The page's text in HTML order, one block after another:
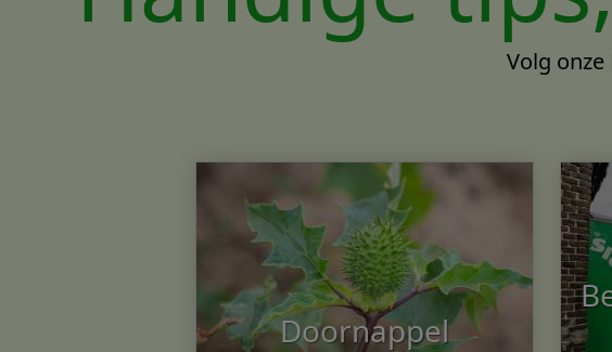
Volg
Doornappel